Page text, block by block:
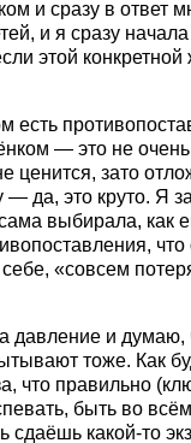
и сразу в ответ
и я сразу
этой
есть
— это не
ценится, зато
— да, это круто. Я
выбирала, как
«совсем
давление и думаю,
тоже. Как
что правильно
быть во
сдаёшь какой-то